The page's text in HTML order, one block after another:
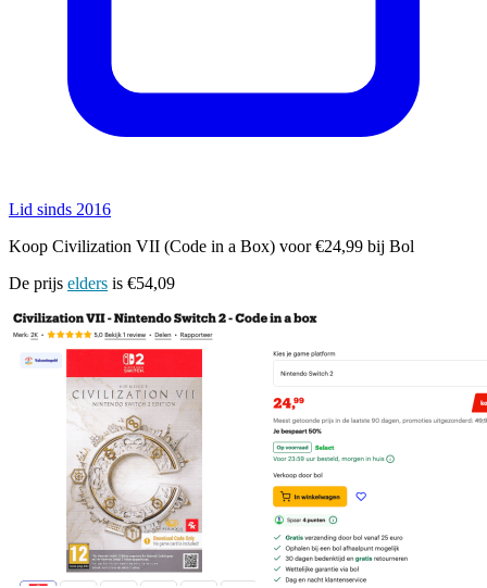
Lid sinds 2016
Koop Civilization VII (Code in a Box) voor €24,99 bij Bol
De prijs elders is €54,09